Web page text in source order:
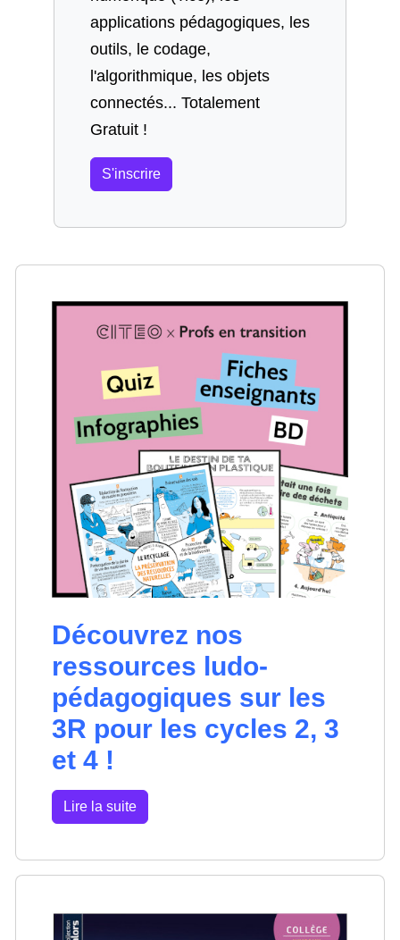
applications pédagogiques, les
outils, le codage,
l'algorithmique, les objets
connectés... Totalement
Gratuit !
S'inscrire
Découvrez nos
ressources ludo-
pédagogiques sur les
3R pour les cycles 2, 3
et 4 !
Lire la suite